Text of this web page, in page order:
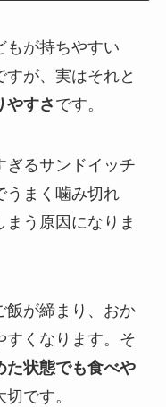
もが持ちやすい
が、実はそれと
やすさ です。
ぎるサンドイッチ
うまく噛み切れ
う原因になりま
飯が締まり、おか
すくなります。そ
た状態でも食べや
です。